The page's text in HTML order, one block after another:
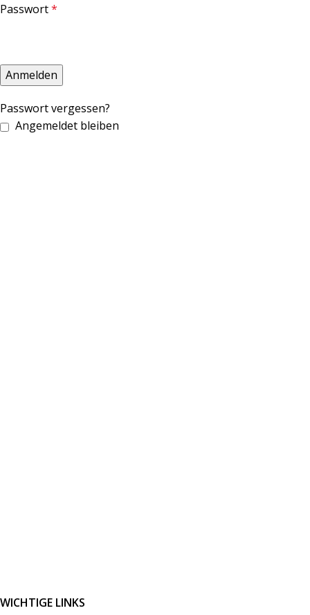
Passwort*
Anmelden
Passwort vergessen?
Angemeldet bleiben
WICHTIGE LINKS